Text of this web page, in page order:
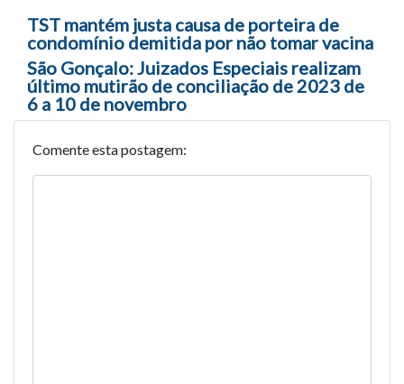
Navegação entre posts
TST mantém justa causa de porteira de
condomínio demitida por não tomar vacina
São Gonçalo: Juizados Especiais realizam
último mutirão de conciliação de 2023 de
6 a 10 de novembro
Comente esta postagem: